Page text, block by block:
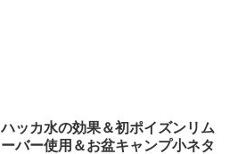
ハッカ水の効果＆初ポイズンリム
ーバー使用＆お盆キャンプ小ネタ